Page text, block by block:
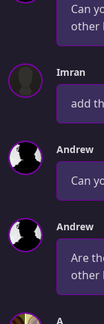
Can
other
Imran
add
Andrew
Can
Andrew
Are
other
A